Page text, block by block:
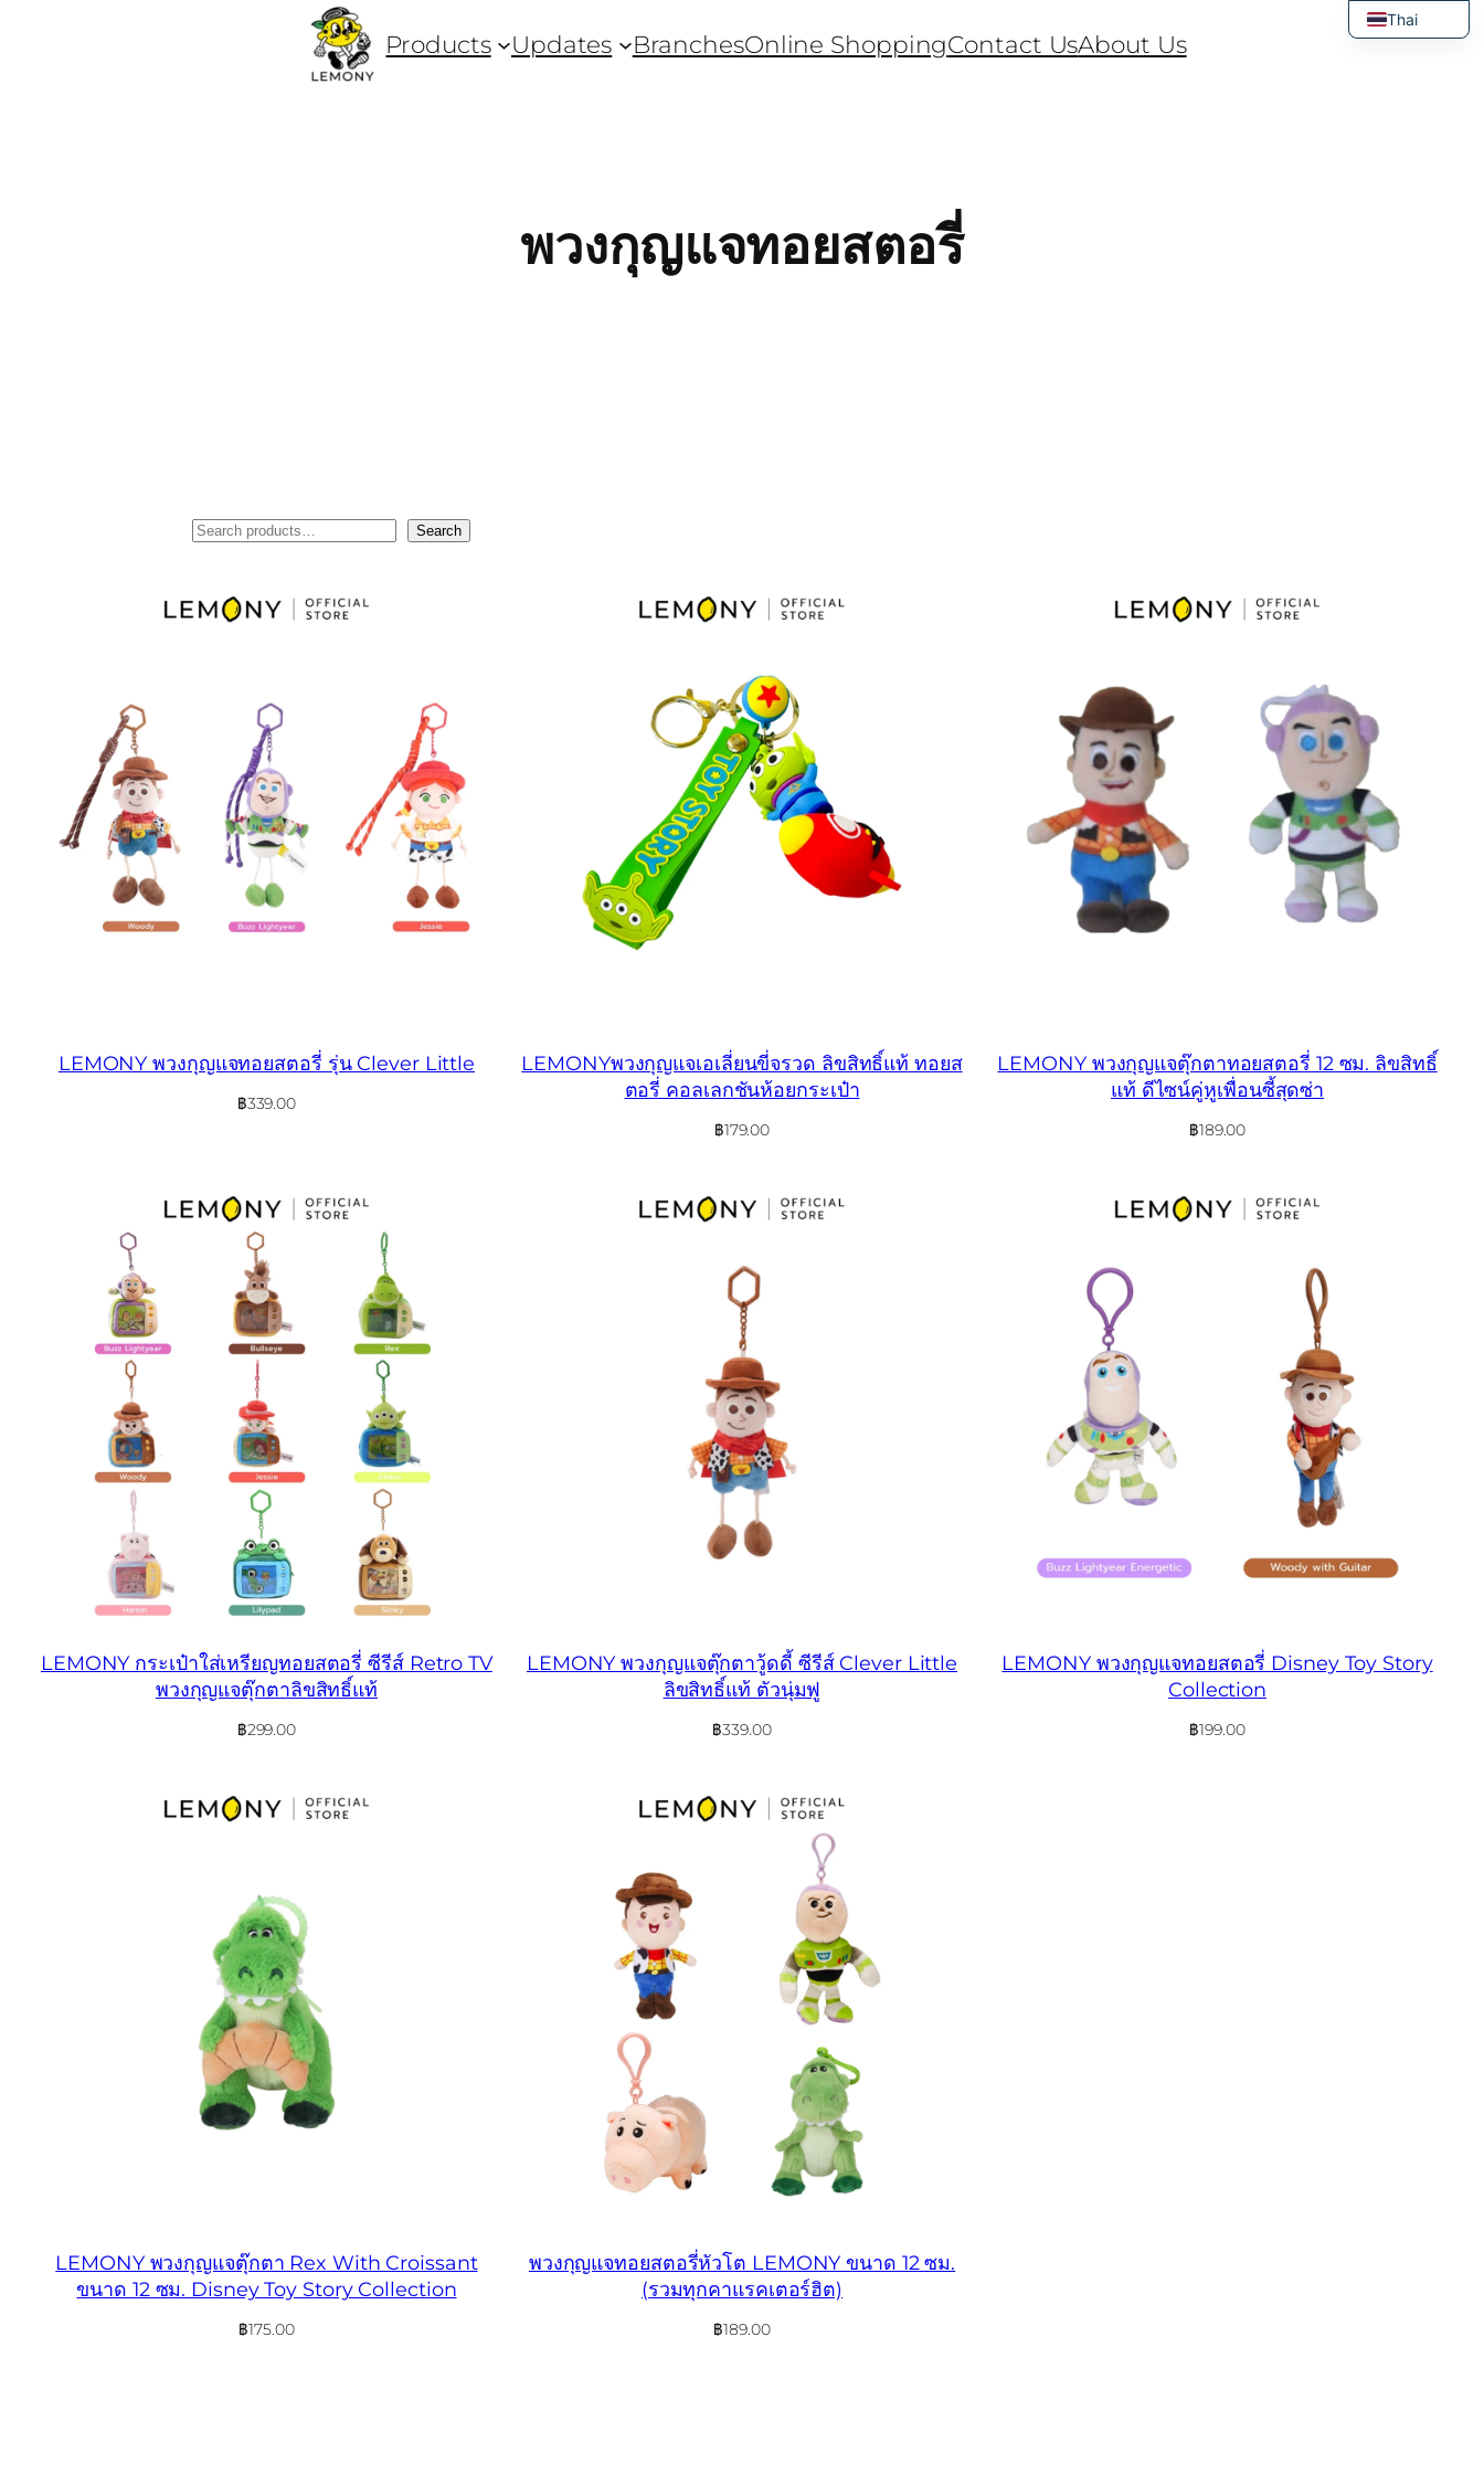
Products Updates BranchesOnline ShoppingContact UsAbout Us
พวงกุญแจทอยสตอรี่
Search
LEMONY พวงกุญแจทอยสตอรี่ รุ่น Clever Little
฿339.00
LEMONYพวงกุญแจเอเลี่ยนขี่จรวด ลิขสิทธิ์แท้ ทอยส
ตอรี่ คอลเลกชันห้อยกระเป๋า
฿179.00
LEMONY พวงกุญแจตุ๊กตาทอยสตอรี่ 12 ซม. ลิขสิทธิ์
แท้ ดีไซน์คู่หูเพื่อนซี้สุดซ่า
฿189.00
LEMONY กระเป๋าใส่เหรียญทอยสตอรี่ ซีรีส์ Retro TV
พวงกุญแจตุ๊กตาลิขสิทธิ์แท้
฿299.00
LEMONY พวงกุญแจตุ๊กตาวู้ดดี้ ซีรีส์ Clever Little
ลิขสิทธิ์แท้ ตัวนุ่มฟู
฿339.00
LEMONY พวงกุญแจทอยสตอรี่ Disney Toy Story
Collection
฿199.00
LEMONY พวงกุญแจตุ๊กตา Rex With Croissant
ขนาด 12 ซม. Disney Toy Story Collection
฿175.00
พวงกุญแจทอยสตอรี่หัวโต LEMONY ขนาด 12 ซม.
(รวมทุกคาแรคเตอร์ฮิต)
฿189.00
Thai